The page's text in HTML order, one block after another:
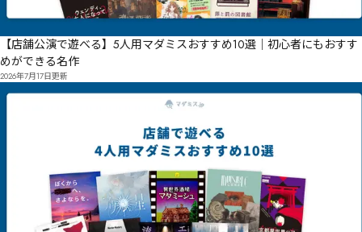
【店舗公演で遊べる】5人用マダミスおすすめ10選｜初心者にもおすす
めができる名作
2026年7月17日更新